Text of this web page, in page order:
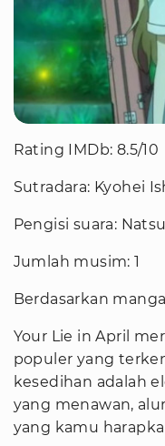
Rating IMDb: 8.5/10
Sutradara: Kyohei
Pengisi suara:
Jumlah musim: 1
Berdasarkan
Your Lie in April
populer yang
kesedihan adalah
yang menawan,
yang kamu